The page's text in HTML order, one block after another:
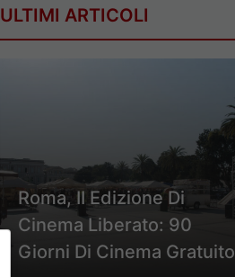
ULTIMI ARTICOLI
Roma, II Edizione Di
Cinema Liberato: 90
Giorni Di Cinema Gratuito